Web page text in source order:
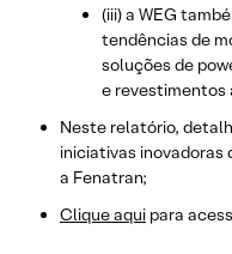
(iii) a WEG
tendências de
soluções de
e revestimentos
Neste relatório,
iniciativas inovadoras
a Fenatran;
Clique aqui para